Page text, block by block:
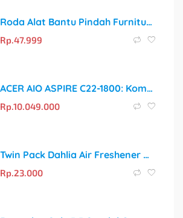
Roda Alat Bantu Pindah Furnitur – Pindahkan Barang Berat dengan Sangat Mudah!
Rp.47.999
ACER AIO ASPIRE C22-1800: Komputer All-in-One dengan Performa Intel Core i5
Rp.10.049.000
Twin Pack Dahlia Air Freshener Heritage Series Teh Keraton Isi 1 75gr Pengharum Ruangan | Wangi Mewah, Menenangkan
Rp.23.000